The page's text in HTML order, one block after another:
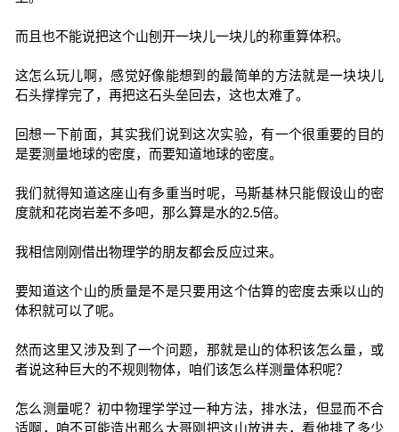
而且也不能说把这个山刨开一块儿一块儿的称重算体积。
这怎么玩儿啊，感觉好像能想到的最简单的方法就是一块块儿
石头撑撑完了，再把这石头垒回去，这也太难了。
回想一下前面，其实我们说到这次实验，有一个很重要的目的
是要测量地球的密度，而要知道地球的密度。
我们就得知道这座山有多重当时呢，马斯基林只能假设山的密
度就和花岗岩差不多吧，那么算是水的2.5倍。
我相信刚刚借出物理学的朋友都会反应过来。
要知道这个山的质量是不是只要用这个估算的密度去乘以山的
体积就可以了呢。
然而这里又涉及到了一个问题，那就是山的体积该怎么量，或
者说这种巨大的不规则物体，咱们该怎么样测量体积呢？
怎么测量呢？初中物理学学过一种方法，排水法，但显而不合
适啊，咱不可能造出那么大哥刚把这山放进去，看他排了多少